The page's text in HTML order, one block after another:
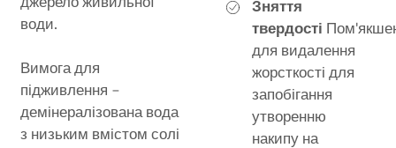
води.
Вимога для
підживлення –
демінералізована вода
з низьким вмістом солі
Зняття
твердості
для видалення
жорсткості для
запобігання
утворенню
накипу на